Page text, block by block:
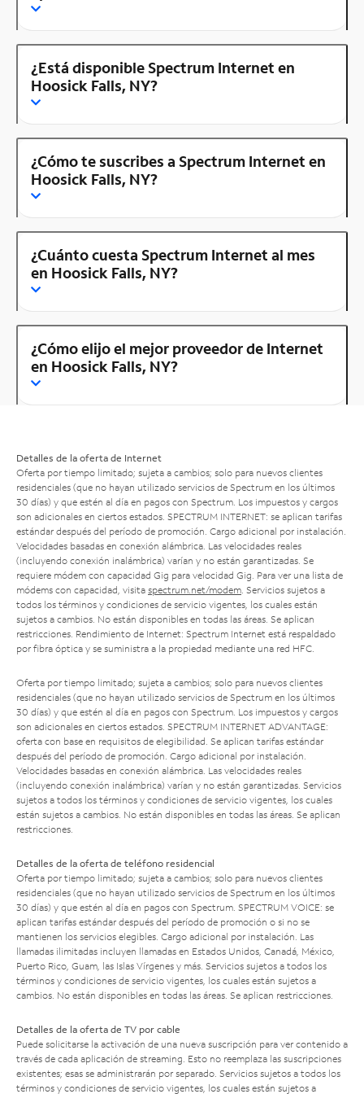
¿Está disponible Spectrum Internet en
Hoosick Falls, NY?
¿Cómo te suscribes a Spectrum Internet en
Hoosick Falls, NY?
¿Cuánto cuesta Spectrum Internet al mes
en Hoosick Falls, NY?
¿Cómo elijo el mejor proveedor de Internet
en Hoosick Falls, NY?
Detalles de la oferta de Internet
Oferta por tiempo limitado; sujeta a cambios; solo para nuevos clientes
residenciales (que no hayan utilizado servicios de Spectrum en los últimos
30 días) y que estén al día en pagos con Spectrum. Los impuestos y cargos
son adicionales en ciertos estados. SPECTRUM INTERNET: se aplican tarifas
estándar después del período de promoción. Cargo adicional por instalación.
Velocidades basadas en conexión alámbrica. Las velocidades reales
(incluyendo conexión inalámbrica) varían y no están garantizadas. Se
requiere módem con capacidad Gig para velocidad Gig. Para ver una lista de
módems con capacidad, visita spectrum.net/modem . Servicios sujetos a
todos los términos y condiciones de servicio vigentes, los cuales están
sujetos a cambios. No están disponibles en todas las áreas. Se aplican
restricciones. Rendimiento de Internet: Spectrum Internet está respaldado
por fibra óptica y se suministra a la propiedad mediante una red HFC.
Oferta por tiempo limitado; sujeta a cambios; solo para nuevos clientes
residenciales (que no hayan utilizado servicios de Spectrum en los últimos
30 días) y que estén al día en pagos con Spectrum. Los impuestos y cargos
son adicionales en ciertos estados. SPECTRUM INTERNET ADVANTAGE:
oferta con base en requisitos de elegibilidad. Se aplican tarifas estándar
después del período de promoción. Cargo adicional por instalación.
Velocidades basadas en conexión alámbrica. Las velocidades reales
(incluyendo conexión inalámbrica) varían y no están garantizadas. Servicios
sujetos a todos los términos y condiciones de servicio vigentes, los cuales
están sujetos a cambios. No están disponibles en todas las áreas. Se aplican
restricciones.
Detalles de la oferta de teléfono residencial
Oferta por tiempo limitado; sujeta a cambios; solo para nuevos clientes
residenciales (que no hayan utilizado servicios de Spectrum en los últimos
30 días) y que estén al día en pagos con Spectrum. SPECTRUM VOICE: se
aplican tarifas estándar después del período de promoción o si no se
mantienen los servicios elegibles. Cargo adicional por instalación. Las
llamadas ilimitadas incluyen llamadas en Estados Unidos, Canadá, México,
Puerto Rico, Guam, las Islas Vírgenes y más. Servicios sujetos a todos los
términos y condiciones de servicio vigentes, los cuales están sujetos a
cambios. No están disponibles en todas las áreas. Se aplican restricciones.
Detalles de la oferta de TV por cable
Puede solicitarse la activación de una nueva suscripción para ver contenido a
través de cada aplicación de streaming. Esto no reemplaza las suscripciones
existentes; esas se administrarán por separado. Servicios sujetos a todos los
términos y condiciones de servicio vigentes, los cuales están sujetos a